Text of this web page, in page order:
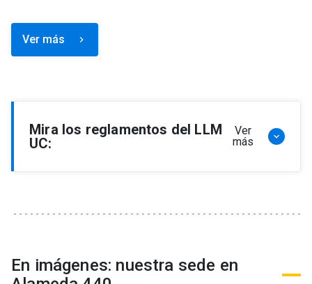
Ver más keyboard_arrow_right
Mira los reglamentos del LLM
UC:
Ver
más
keyboard_arrow_down
Reglamento de Becas y Descuentos Programa
de Magíster en Derecho, LLM
En imágenes: nuestra sede en